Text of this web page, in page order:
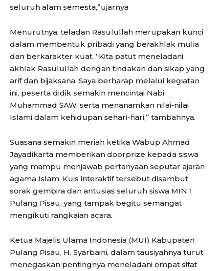
seluruh alam semesta,”ujarnya
Menurutnya, teladan Rasulullah merupakan kunci
dalam membentuk pribadi yang berakhlak mulia
dan berkarakter kuat. “Kita patut meneladani
akhlak Rasulullah dengan tindakan dan sikap yang
arif dan bijaksana. Saya berharap melalui kegiatan
ini, peserta didik semakin mencintai Nabi
Muhammad SAW, serta menanamkan nilai-nilai
Islami dalam kehidupan sehari-hari,” tambahnya.
Suasana semakin meriah ketika Wabup Ahmad
Jayadikarta memberikan doorprize kepada siswa
yang mampu menjawab pertanyaan seputar ajaran
agama Islam. Kuis interaktif tersebut disambut
sorak gembira dan antusias seluruh siswa MIN 1
Pulang Pisau, yang tampak begitu semangat
mengikuti rangkaian acara.
Ketua Majelis Ulama Indonesia (MUI) Kabupaten
Pulang Pisau, H. Syarbaini, dalam tausiyahnya turut
menegaskan pentingnya meneladani empat sifat